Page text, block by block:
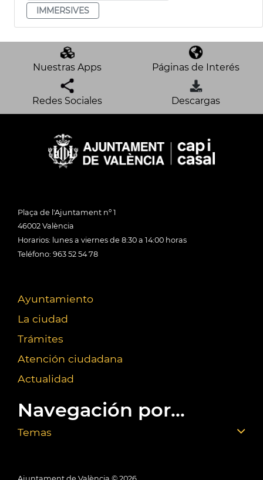
IMMERSIVES
Nuestras Apps Páginas de Interés
Redes Sociales Descargas
Plaça de l'Ajuntament nº 1
46002 València
Horarios: lunes a viernes de 8:30 a 14:00 horas
Teléfono: 963 52 54 78
Ayuntamiento
La ciudad
Trámites
Atención ciudadana
Actualidad
Navegación por...
Temas